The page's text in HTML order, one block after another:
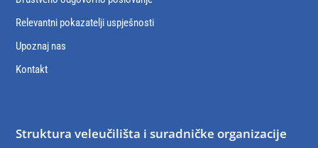
Relevantni pokazatelji uspješnosti
Upoznaj nas
Kontakt
Struktura veleučilišta i suradničke organizacije